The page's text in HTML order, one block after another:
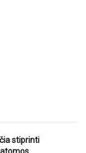
stiprinti